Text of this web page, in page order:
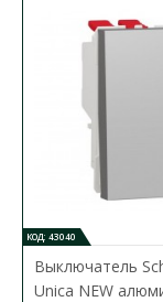
Розетка
A+C 2,4 А 2 мод
NU301854 цвета
3 693.53 грн
КОД: 43040
Выключатель
Unica NEW